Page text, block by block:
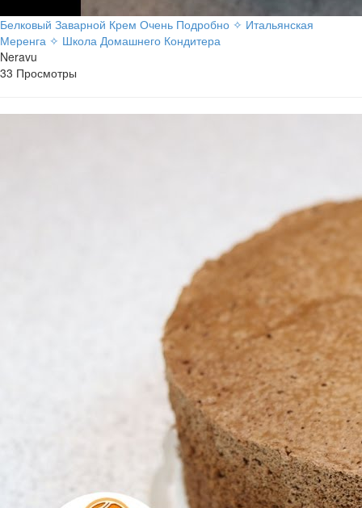
Белковый Заварной Крем Очень Подробно ✧ Итальянская
Меренга ✧ Школа Домашнего Кондитера
Neravu
33 Просмотры